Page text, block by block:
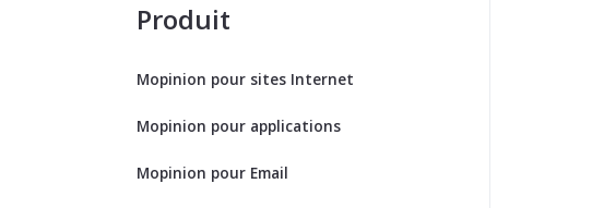
Produit
Mopinion pour sites Internet
Mopinion pour applications
Mopinion pour Email